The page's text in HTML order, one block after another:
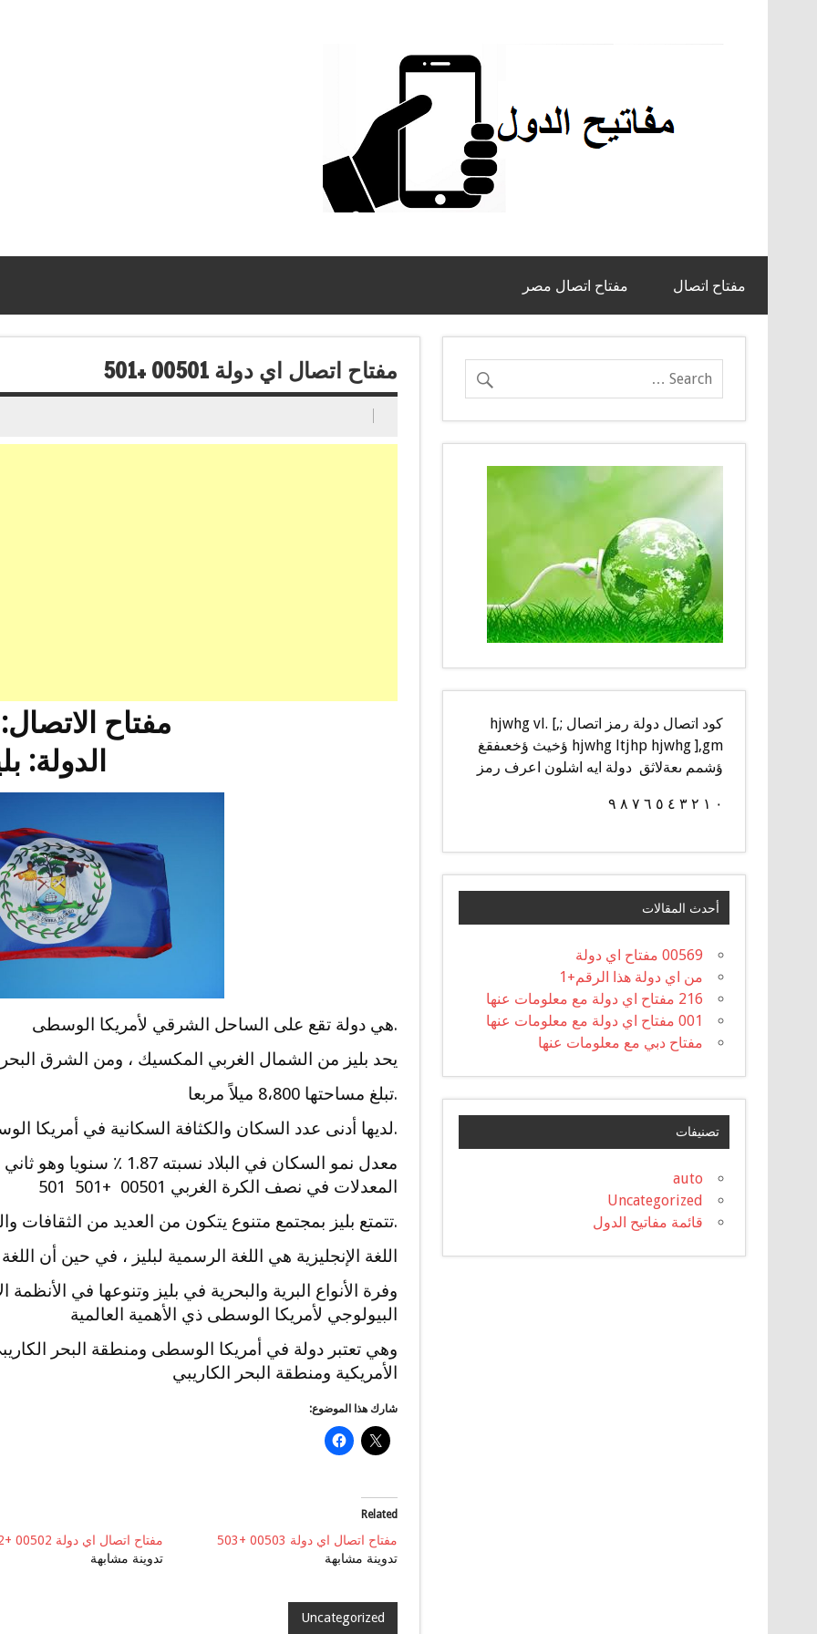
مفتاح اتصال مفتاح اتصال مصر
مفتاح اتصال اي دولة 00501 +501
مفتاح الاتصال:
الدولة:
.هي دولة تقع على الساحل الشرقي لأمريكا الوسطى
يحد بليز من الشمال الغربي المكسيك ، ومن الشرق البحر
.تبلغ مساحتها 8،800 ميلاً مربعا
.لديها أدنى عدد السكان والكثافة السكانية في أمريكا
معدل نمو السكان في
المعدلات في نصف الكرة الغربي 00501 +501 501
.تتمتع بليز بمجتمع متنوع يتكون من العديد من الثقافات
اللغة الإنجليزية هي اللغة الرسمية لبليز ، في حين أن
وفرة الأنواع البرية والبحرية في بليز وتنوعها في
البيولوجي لأمريكا الوسطى ذي الأهمية العالمية
وهي تعتبر دولة في أمريكا الوسطى ومنطقة البحر
الأمريكية ومنطقة البحر الكاريبي
شارك هذا الموضوع:
Related
مفتاح اتصال اي دولة 00503 +503
تدوينة مشابهة
مفتاح اتصال اي دولة 00502 +502
تدوينة مشابهة
Uncategorized
كود اتصال دولة رمز اتصال ;,] hjwhg vl.
hjwhg ltjhp hjwhg ],gm ؤخيث ؤخعىفقغ
ؤشمم ىعةلاثق دولة ايه اشلون اعرف رمز
٠ ١ ٢ ٣ ٤ ٥ ٦ ٧ ٨ ٩
أحدث المقالات
00569 مفتاح اي دولة
من اي دولة هذا الرقم+1
216 مفتاح اي دولة مع معلومات عنها
001 مفتاح اي دولة مع معلومات عنها
مفتاح دبي مع معلومات عنها
تصنيفات
auto
Uncategorized
قائمة مفاتيح الدول